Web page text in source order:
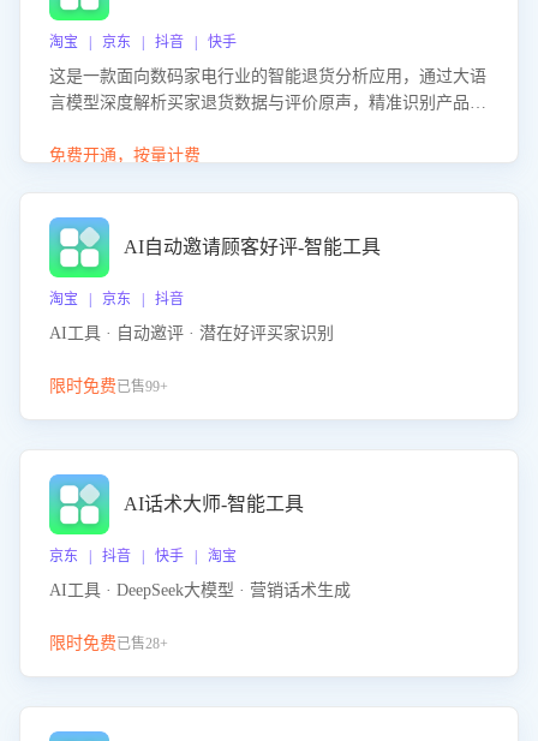
淘宝 | 京东 | 抖音 | 快手
这是一款面向数码家电行业的智能退货分析应用，通过大语
言模型深度解析买家退货数据与评价原声，精准识别产品质
改进建议，通过挖掘用户痛点驱动产品迭代，从根本上降低
免费开通，按量计费
AI自动邀请顾客好评-智能工具
淘宝 | 京东 | 抖音
AI工具 · 自动邀评 · 潜在好评买家识别
限时免费已售99+
AI话术大师-智能工具
京东 | 抖音 | 快手 | 淘宝
AI工具 · DeepSeek大模型 · 营销话术生成
限时免费已售28+